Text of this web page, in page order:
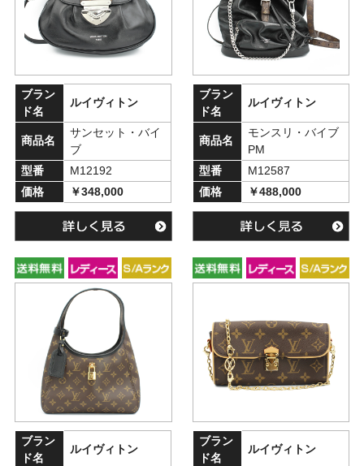
ブラン
ド名
ルイヴィトン
商品名
サンセット・バイ
ブ
型番
M12192
価格
￥348,000
ブラン
ド名
ルイヴィトン
商品名
モンスリ・バイブ
PM
型番
M12587
価格
￥488,000
ブラン
ド名
ルイヴィトン
ブラン
ド名
ルイヴィトン